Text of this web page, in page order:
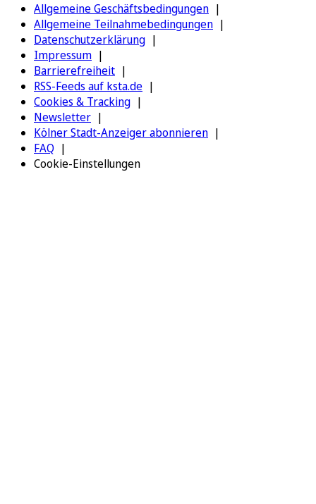
Allgemeine Geschäftsbedingungen
Allgemeine Teilnahmebedingungen
Datenschutzerklärung
Impressum
Barrierefreiheit
RSS-Feeds auf ksta.de
Cookies & Tracking
Newsletter
Kölner Stadt-Anzeiger abonnieren
FAQ
Cookie-Einstellungen